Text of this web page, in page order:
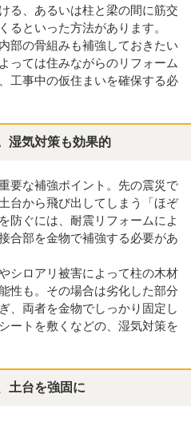
る、あるいは柱と梁の間に筋交
るといった方法があります。
部の骨組みも補強しておきたい
っては住みながらのリフォーム
工事中の仮住まいを確保する必
湿気対策も効果的
要な補強ポイント。先の震災で
台から飛び出してしまう「ほぞ
防ぐには、耐震リフォームによ
合部を金物で補強する必要があ
シロアリ被害によって柱の木材
性も。その場合は劣化した部分
、両者を金物でしっかり固定し
ートを敷くなどの、湿気対策を
土台を強固に